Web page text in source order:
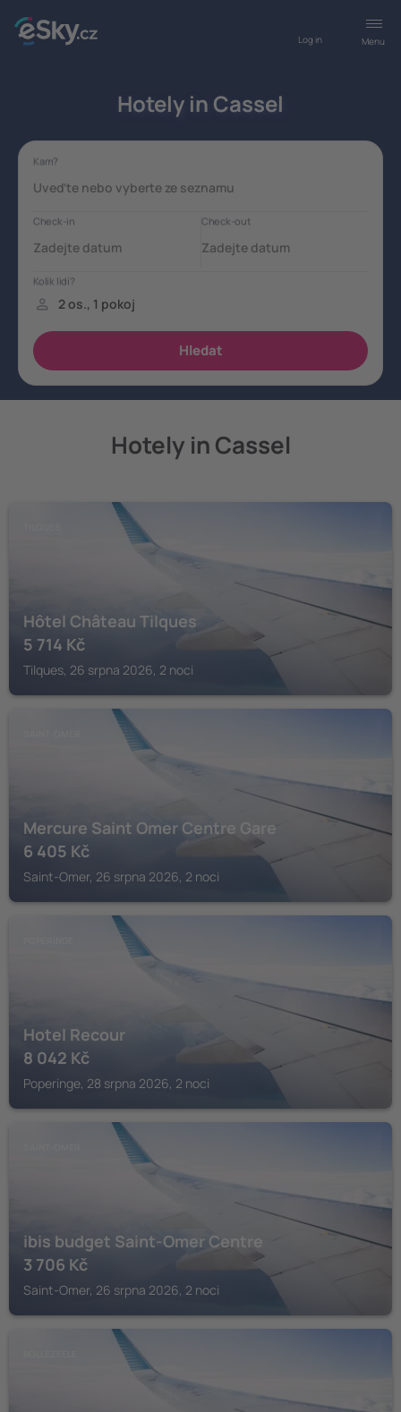
Menu
Log in
Hotely in Cassel
Hotely in Cassel
Hôtel Château Tilques
5 714 Kč
Tilques, 26 srpna 2026, 2 noci
Mercure Saint Omer Centre Gare
6 405 Kč
Saint-Omer, 26 srpna 2026, 2 noci
Hotel Recour
8 042 Kč
Poperinge, 28 srpna 2026, 2 noci
ibis budget Saint-Omer Centre
3 706 Kč
Saint-Omer, 26 srpna 2026, 2 noci